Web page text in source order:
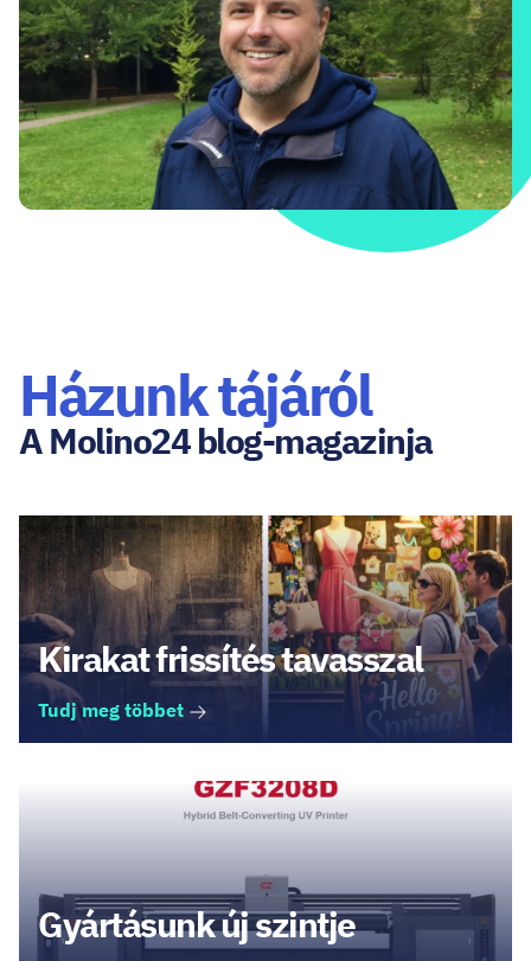
Házunk tájáról
A Molino24 blog-magazinja
Kirakat frissítés tavasszal
Tudj meg többet
Gyártásunk új szintje